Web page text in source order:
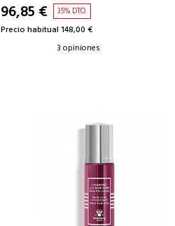
96,85 € 35% DTO.
Precio habitual 148,00 €
3 opiniones